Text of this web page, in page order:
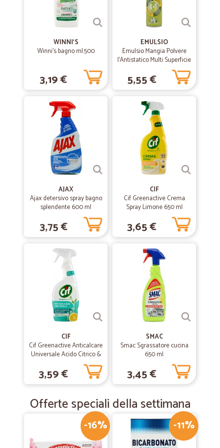
WINNI'S
Winni's bagno ml.500
3,19 €
EMULSIO
Emulsio Mangia Polvere
l'Antistatico Multi Superficie
4 in 1 Vaniglia e Tè Bianco
300 ml
5,55 €
AJAX
Ajax detersivo spray bagno
splendente 600 ml
3,75 €
CIF
Cif Greenactive Crema
Spray Limone 650 ml
3,65 €
CIF
Cif Greenactive Anticalcare
Universale Acido Citrico &
Eucalipto 650 ml
3,59 €
SMAC
Smac Sgrassatore cucina
650 ml
3,45 €
Offerte speciali della settimana
-16% -11%